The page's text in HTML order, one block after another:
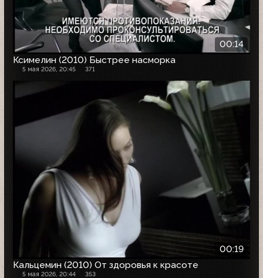
00:14
Ксимелин (2010) Быстрее насморка
5 мая 2026, 20:45 371
00:19
Кальцемин (2010) От здоровья к красоте
5 мая 2026, 20:44 353